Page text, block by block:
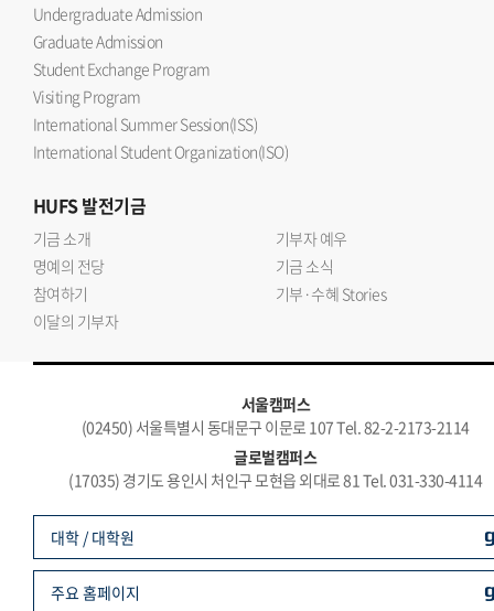
Undergraduate Admission
Graduate Admission
Student Exchange Program
Visiting Program
International Summer Session(ISS)
International Student Organization(ISO)
HUFS발전기금
기금 소개
기부자 예우
명예의 전당
기금 소식
참여하기
기부·수혜 Stories
이달의 기부자
서울캠퍼스
(02450) 서울특별시 동대문구 이문로 107 Tel. 82-2-2173-2114
글로벌캠퍼스
(17035) 경기도 용인시 처인구 모현읍 외대로 81 Tel. 031-330-4114
대학 / 대학원
주요 홈페이지